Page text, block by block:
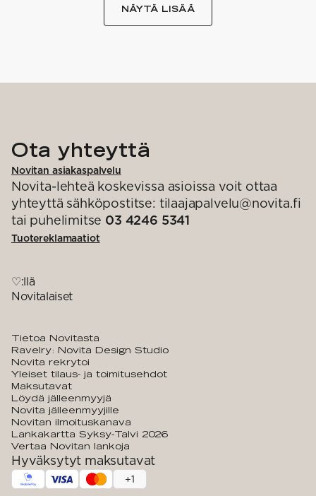
NÄYTÄ LISÄÄ
Ota yhteyttä
Novitan asiakaspalvelu
Novita-lehteä koskevissa asioissa voit ottaa
yhteyttä sähköpostitse: tilaajapalvelu@novita.fi
tai puhelimitse 03 4246 5341
Tuotereklamaatiot
♡:llä
Novitalaiset
Tietoa Novitasta
Ravelry: Novita Design Studio
Novita rekrytoi
Yleiset tilaus- ja toimitusehdot
Maksutavat
Löydä jälleenmyyjä
Novita jälleenmyyjille
Novitan ilmoituskanava
Lankakartta Syksy-Talvi 2026
Vertaa Novitan lankoja
Hyväksytyt maksutavat
+1